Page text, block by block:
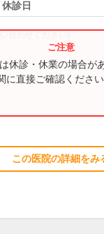
診日
合わせください)
休診・休業の場合が
に直接ご確認ください
この医院の詳細をみ